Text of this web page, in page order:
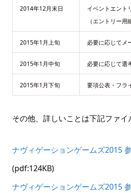
2014年12月末日
イベントエント
（エントリー用
2015年1月上旬 必要に応じてメ
2015年1月中旬 必要に応じて選
2015年1月下旬 要項公表・フラ
その他、詳しいことは下記ファイ
ナヴィゲーションゲームズ2015
(pdf:124KB)
ナヴィゲーションゲームズ2015